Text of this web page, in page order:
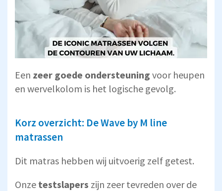
Een zeer goede ondersteuning voor heupen
en wervelkolom is het logische gevolg.
Korz overzicht: De Wave by M line
matrassen
Dit matras hebben wij uitvoerig zelf getest.
Onze testslapers zijn zeer tevreden over de